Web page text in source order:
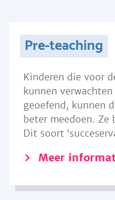
Pre-teaching
Kinderen die voor
kunnen
geoefend, kunnen
beter meedoen. Ze
Dit soort
Meer